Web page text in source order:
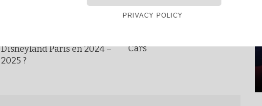
VIDÉOS ET VLOGS DISNEY ET
Disneyland Paris en 2024 –
2025 ?
Décors Disparus : le Disney
Cars
PRIVACY POLICY